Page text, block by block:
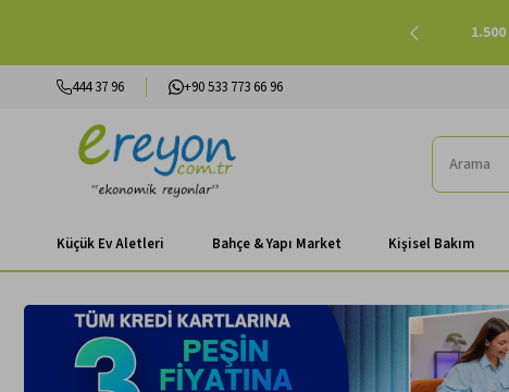
444 37 96 +90 533 773 66 96
Küçük Ev Aletleri Bahçe & Yapı Market Kişisel Bakım